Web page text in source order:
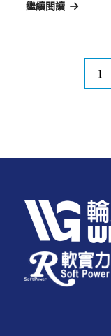
繼續閱讀
1